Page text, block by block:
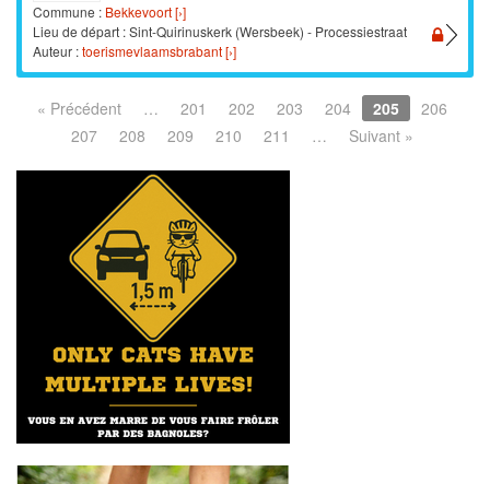
Commune : Bekkevoort [›]
Lieu de départ : Sint-Quirinuskerk (Wersbeek) - Processiestraat
Auteur :toerismevlaamsbrabant [›]
« Précédent … 201 202 203 204 205
206
207
208 209 210 211 … Suivant »